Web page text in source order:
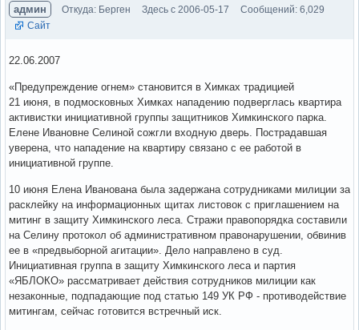
админ Откуда: Берген Здесь с 2006-05-17
Сообщений: 6,029
Сайт
22.06.2007
«Предупреждение огнем» становится в Химках традицией
21 июня, в подмосковных Химках нападению подверглась квартира
активистки инициативной группы защитников Химкинского парка.
Елене Ивановне Селиной сожгли входную дверь. Пострадавшая
уверена, что нападение на квартиру связано с ее работой в
инициативной группе.
10 июня Елена Иванована была задержана сотрудниками милиции за
расклейку на информационных щитах листовок с приглашением на
митинг в защиту Химкинского леса. Стражи правопорядка составили
на Селину протокол об административном правонарушении, обвинив
ее в «предвыборной агитации». Дело направлено в суд.
Инициативная группа в защиту Химкинского леса и партия
«ЯБЛОКО» рассматривает действия сотрудников милиции как
незаконные, подпадающие под статью 149 УК РФ - противодействие
митингам, сейчас готовится встречный иск.